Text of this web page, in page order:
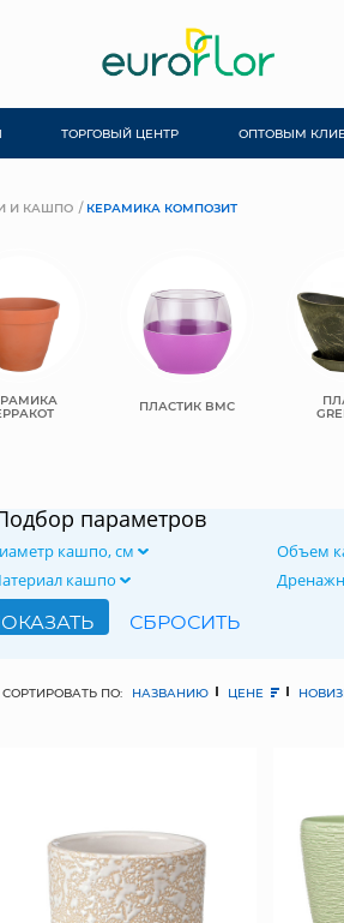
ТОРГОВЫЙ ЦЕНТР ОПТОВЫМ
И КАШПО КЕРАМИКА КОМПОЗИТ
ПЛАСТИК BMC
параметров
кашпо, см Объем
кашпо
СОРТИРОВАТЬ ПО: НАЗВАНИЮ ЦЕНЕ